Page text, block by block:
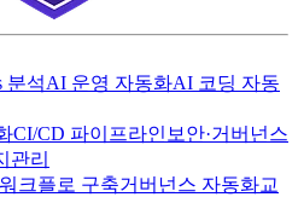
분석AI 운영 자동화AI 코딩 자동
CI/CD 파이프라인 보안·거버넌스
관리
워크플로 구축거버넌스 자동화교